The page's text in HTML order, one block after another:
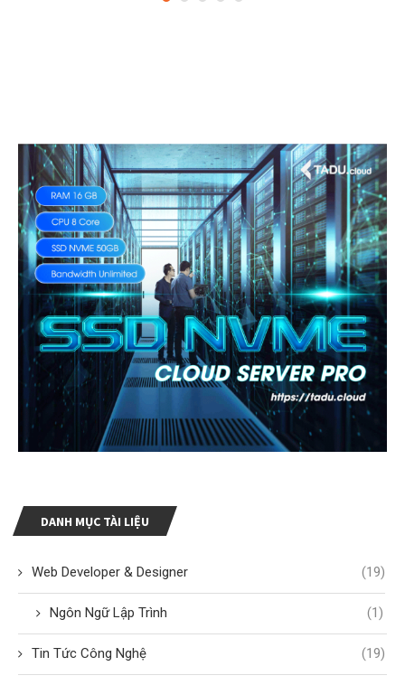
DANH MỤC TÀI LIỆU
Web Developer & Designer (19)
Ngôn Ngữ Lập Trình (1)
Tin Tức Công Nghệ (19)